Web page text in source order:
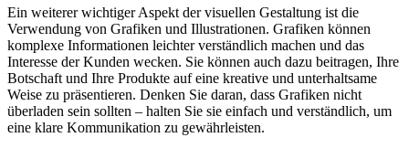
Ein weiterer⁤ wichtiger Aspekt der visuellen ‌Gestaltung ist die
Verwendung‍ von Grafiken ⁣und Illustrationen. Grafiken können⁣
komplexe Informationen leichter verständlich machen und das
Interesse der ⁣Kunden wecken. ​Sie können auch dazu beitragen, Ihre
Botschaft und Ihre Produkte ​auf eine kreative und unterhaltsame‌
Weise zu präsentieren.⁤ Denken Sie⁣ daran, dass Grafiken nicht
⁤überladen​ sein sollten –‍ halten Sie ⁣sie einfach und verständlich, um
eine klare ‌Kommunikation ⁤zu gewährleisten.